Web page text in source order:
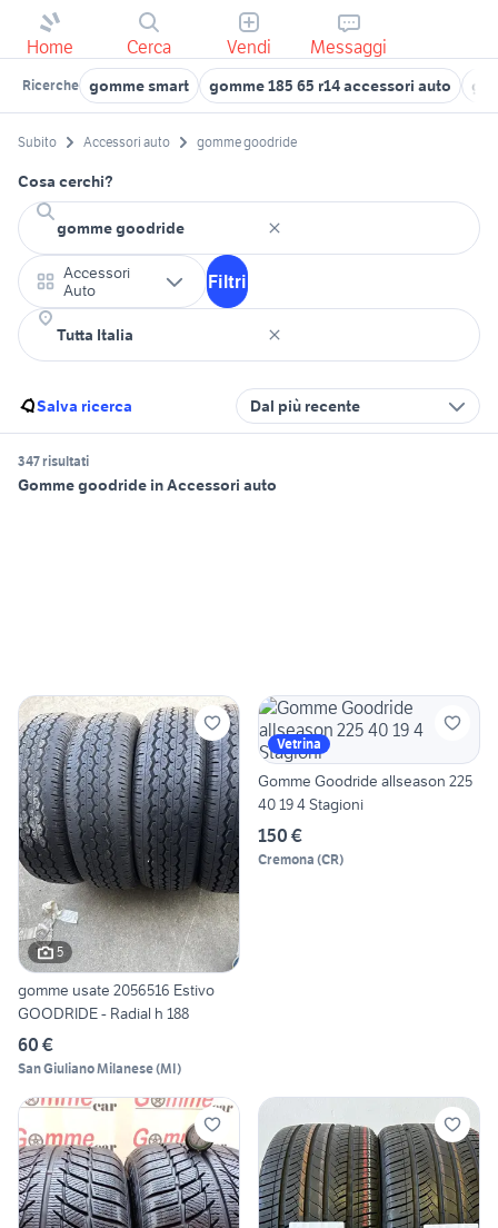
Home Cerca Vendi Messaggi
Ricerche gomme smart gomme 185 65 r14 accessori auto
Subito Accessori auto gomme goodride
Cosa cerchi?
Accessori
Auto
Filtri
Salva ricerca Dal più recente
347 risultati
Gomme goodride in Accessori auto
5
gomme usate 2056516 Estivo
GOODRIDE - Radial h 188
60 €
San Giuliano Milanese(MI)
Vetrina
Gomme Goodride allseason 225
40 19 4 Stagioni
150 €
Cremona (CR)